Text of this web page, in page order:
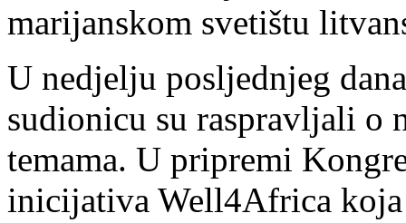
marijanskom svetištu
U nedjelju posljednjeg
sudionicu su raspravljali o
temama. U pripremi
inicijativa Well4Africa